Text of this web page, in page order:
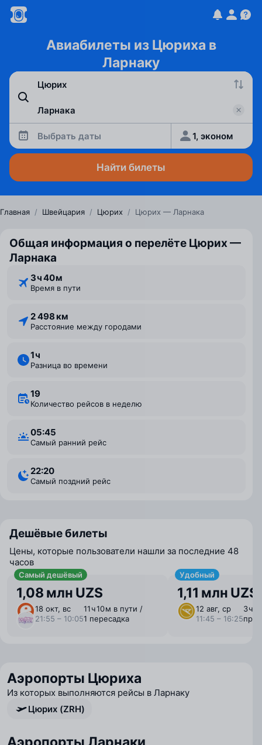
Авиабилеты из Цюриха в
Ларнаку
Выбрать даты 1, эконом
Найти билеты
Главная / Швейцария / Цюрих / Цюрих — Ларнака
Общая информация о перелёте Цюрих —
Ларнака
3 ⁠ч 40 ⁠м
Время в пути
2 498 км
Расстояние между городами
1 ⁠ч
Разница во времени
19
Количество рейсов в неделю
05:45
Самый ранний рейс
22:20
Самый поздний рейс
Дешёвые билеты
Цены, которые пользователи нашли за последние 48
часов
Самый дешёвый
1,08 млн UZS
18 окт, вс
21:55 – 10:05
11 ⁠ч 10 ⁠м в пути /
1 пересадка
Удобный
1,11 млн UZS
12 авг, ср
11:45 – 16:25
3 ⁠ч
Аэропорты Цюриха
Из которых выполняются рейсы в Ларнаку
Цюрих (ZRH)